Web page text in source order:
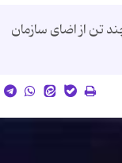
تن از اضای سازمان